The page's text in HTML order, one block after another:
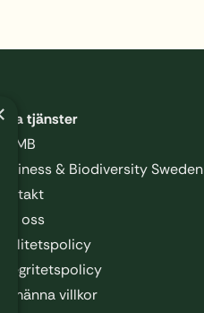
tjänster
CLIMB
Business & Biodiversity Sweden
Kontakt
oss
Kvalitetspolicy
Integritetspolicy
Allmänna villkor